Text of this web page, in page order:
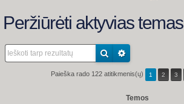
Peržiūrėti aktyvias temas
Paieška rado 122 atitikmenis(ų) 1 2 3
Temos